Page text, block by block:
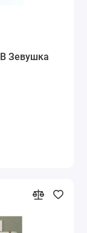
Зевушка